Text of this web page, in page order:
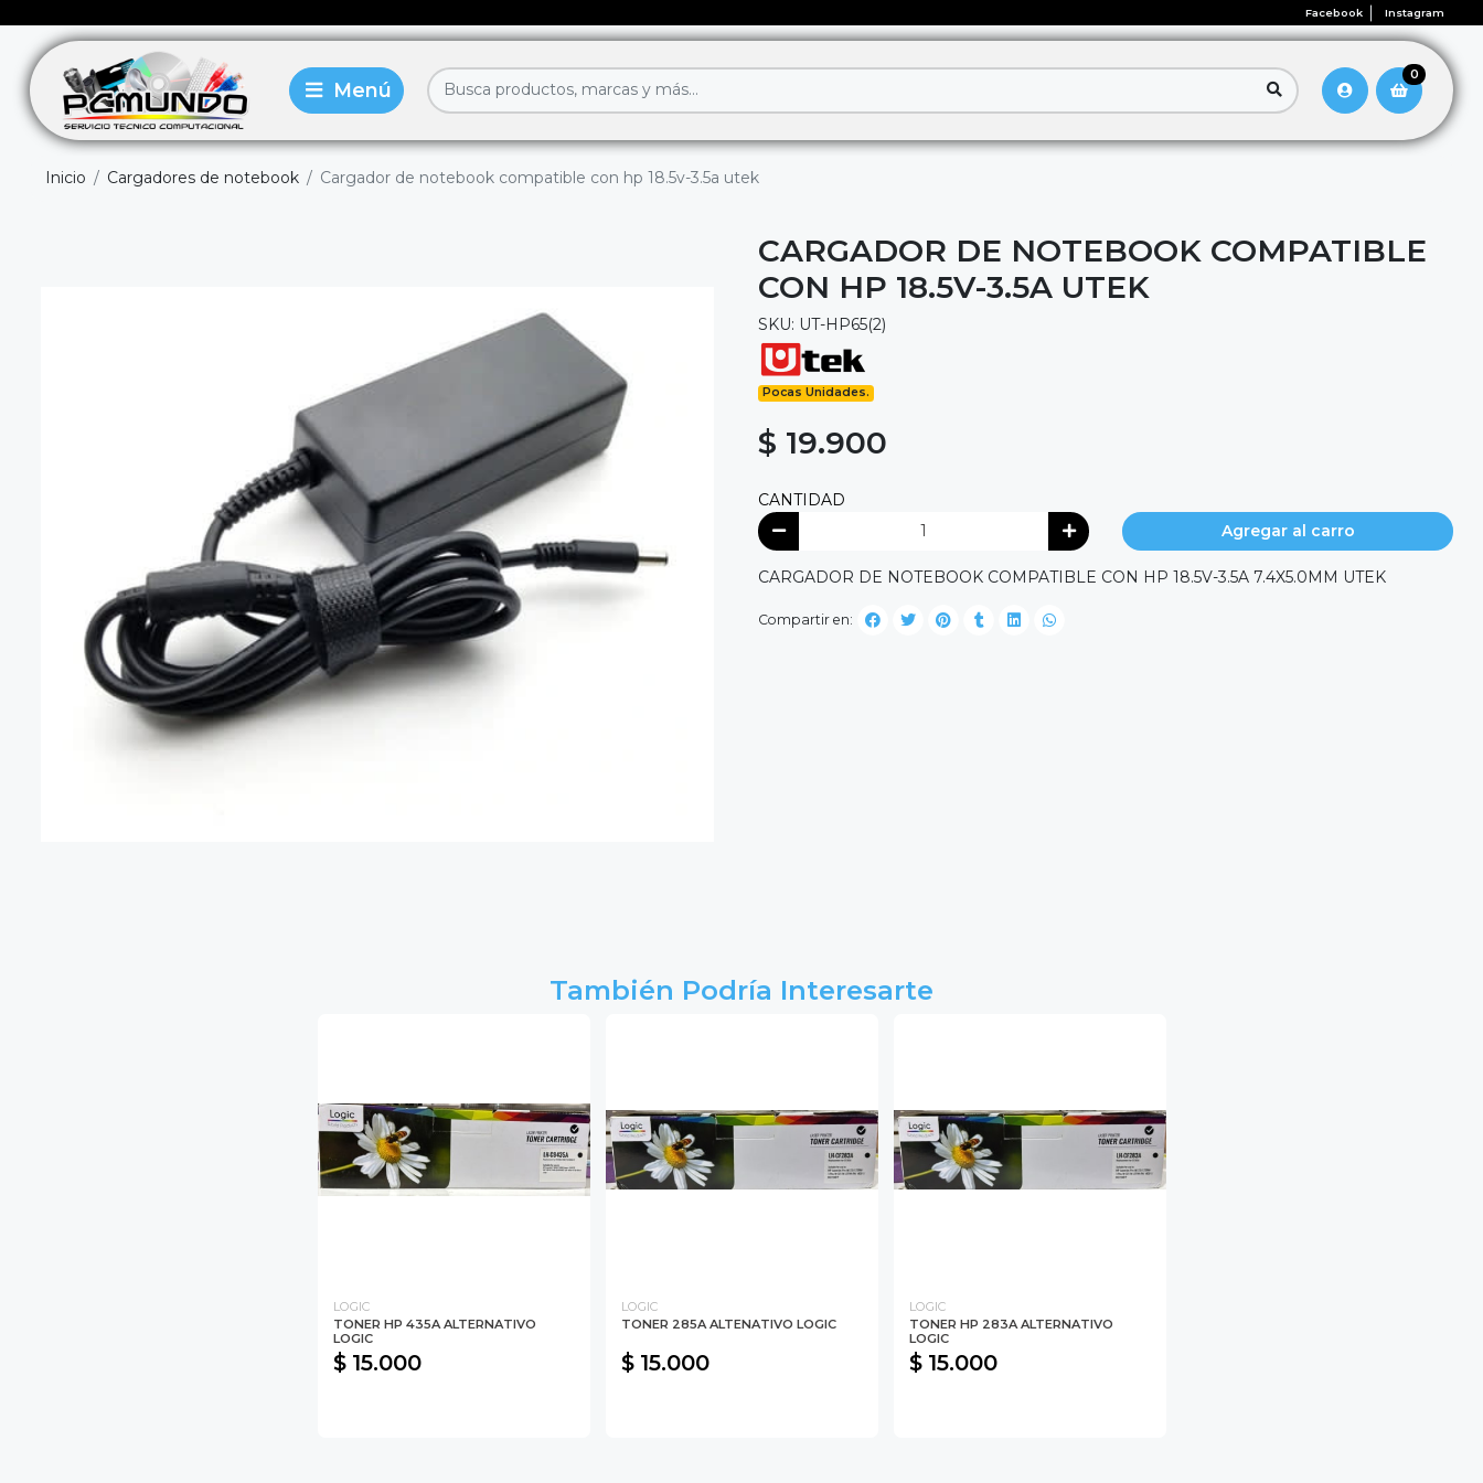
Facebook Instagram
0
Inicio Cargadores de notebook Cargador de notebook compatible con hp 18.5v-3.5a utek
CARGADOR DE NOTEBOOK COMPATIBLE
CON HP 18.5V-3.5A UTEK
SKU: UT-HP65(2)
Pocas Unidades.
$ 19.900
CANTIDAD
Agregar al carro
CARGADOR DE NOTEBOOK COMPATIBLE CON HP 18.5V-3.5A 7.4X5.0MM UTEK
Compartir en:
También Podría Interesarte
LOGIC
TONER HP 435A ALTERNATIVO
LOGIC
$ 15.000
LOGIC
TONER 285A ALTENATIVO LOGIC
$ 15.000
LOGIC
TONER HP 283A ALTERNATIVO
LOGIC
$ 15.000